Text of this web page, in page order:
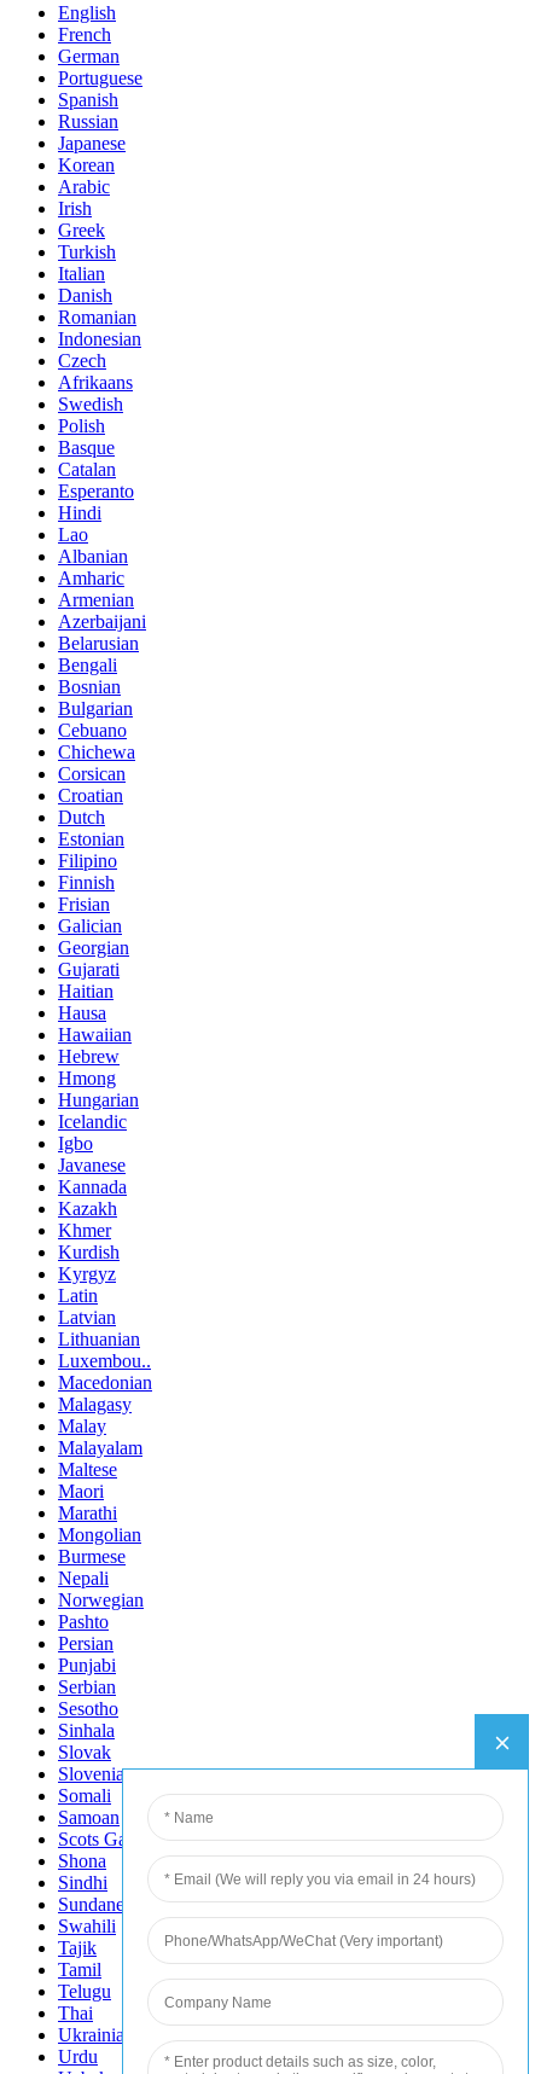
English
French
German
Portuguese
Spanish
Russian
Japanese
Korean
Arabic
Irish
Greek
Turkish
Italian
Danish
Romanian
Indonesian
Czech
Afrikaans
Swedish
Polish
Basque
Catalan
Esperanto
Hindi
Lao
Albanian
Amharic
Armenian
Azerbaijani
Belarusian
Bengali
Bosnian
Bulgarian
Cebuano
Chichewa
Corsican
Croatian
Dutch
Estonian
Filipino
Finnish
Frisian
Galician
Georgian
Gujarati
Haitian
Hausa
Hawaiian
Hebrew
Hmong
Hungarian
Icelandic
Igbo
Javanese
Kannada
Kazakh
Khmer
Kurdish
Kyrgyz
Latin
Latvian
Lithuanian
Luxembou..
Macedonian
Malagasy
Malay
Malayalam
Maltese
Maori
Marathi
Mongolian
Burmese
Nepali
Norwegian
Pashto
Persian
Punjabi
Serbian
Sesotho
Sinhala
Slovak
Slovenian
Somali
Samoan
Scots Gaelic
Shona
Sindhi
Sundanese
Swahili
Tajik
Tamil
Telugu
Thai
Ukrainian
Urdu